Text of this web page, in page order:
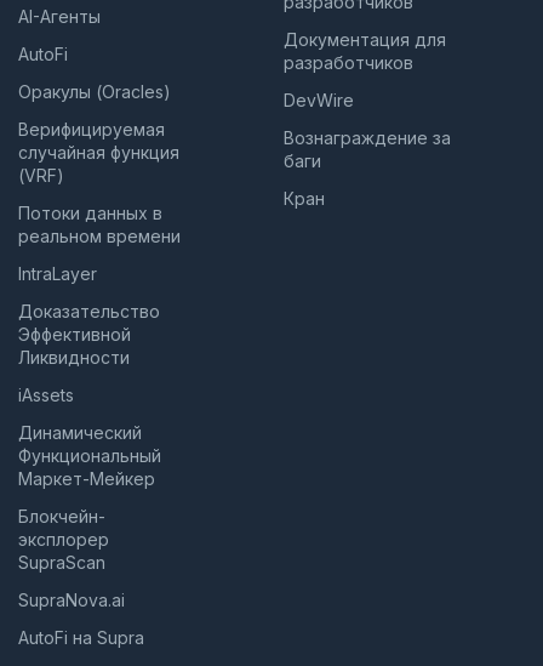
AI-Агенты
AutoFi
Оракулы (Oracles)
Верифицируемая
случайная функция
(VRF)
Потоки данных в
реальном времени
IntraLayer
Доказательство
Эффективной
Ликвидности
iAssets
Динамический
Функциональный
Маркет-Мейкер
Блокчейн-
эксплорер
SupraScan
SupraNova.ai
AutoFi на Supra
Документация для
разработчиков
DevWire
Вознаграждение за
баги
Кран